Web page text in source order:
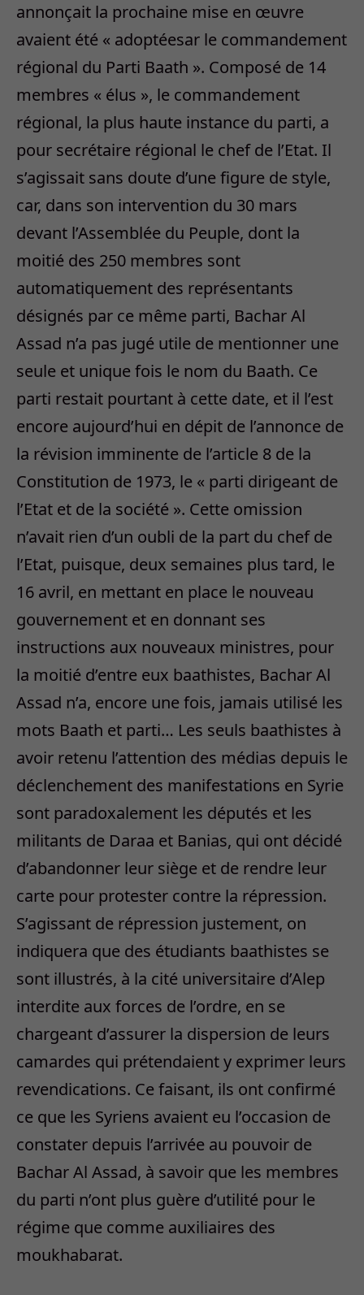
annonçait la prochaine mise en œuvre
avaient été « adoptéesar le commandement
régional du Parti Baath ». Composé de 14
membres « élus », le commandement
régional, la plus haute instance du parti, a
pour secrétaire régional le chef de l’Etat. Il
s’agissait sans doute d’une figure de style,
car, dans son intervention du 30 mars
devant l’Assemblée du Peuple, dont la
moitié des 250 membres sont
automatiquement des représentants
désignés par ce même parti, Bachar Al
Assad n’a pas jugé utile de mentionner une
seule et unique fois le nom du Baath. Ce
parti restait pourtant à cette date, et il l’est
encore aujourd’hui en dépit de l’annonce de
la révision imminente de l’article 8 de la
Constitution de 1973, le « parti dirigeant de
l’Etat et de la société ». Cette omission
n’avait rien d’un oubli de la part du chef de
l’Etat, puisque, deux semaines plus tard, le
16 avril, en mettant en place le nouveau
gouvernement et en donnant ses
instructions aux nouveaux ministres, pour
la moitié d’entre eux baathistes, Bachar Al
Assad n’a, encore une fois, jamais utilisé les
mots Baath et parti… Les seuls baathistes à
avoir retenu l’attention des médias depuis le
déclenchement des manifestations en Syrie
sont paradoxalement les députés et les
militants de Daraa et Banias, qui ont décidé
d’abandonner leur siège et de rendre leur
carte pour protester contre la répression.
S’agissant de répression justement, on
indiquera que des étudiants baathistes se
sont illustrés, à la cité universitaire d’Alep
interdite aux forces de l’ordre, en se
chargeant d’assurer la dispersion de leurs
camardes qui prétendaient y exprimer leurs
revendications. Ce faisant, ils ont confirmé
ce que les Syriens avaient eu l’occasion de
constater depuis l’arrivée au pouvoir de
Bachar Al Assad, à savoir que les membres
du parti n’ont plus guère d’utilité pour le
régime que comme auxiliaires des
moukhabarat.